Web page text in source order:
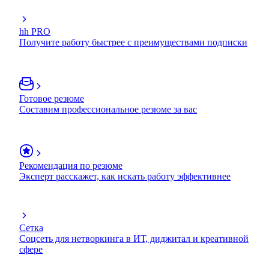
hh PRO
Получите работу быстрее с преимуществами подписки
Готовое резюме
Составим профессиональное резюме за вас
Рекомендация по резюме
Эксперт расскажет, как искать работу эффективнее
Сетка
Соцсеть для нетворкинга в ИТ, диджитал и креативной
сфере